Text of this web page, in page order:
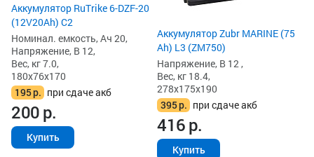
Аккумулятор RuTrike 6-DZF-20
(12V20Ah) C2
Номинал. емкость, Ач 20,
Напряжение, В 12,
Вес, кг 7.0,
180x76x170
195р. при сдаче акб
200р.
Купить
Аккумулятор Zubr MARINE (75
Ah) L3 (ZM750)
Напряжение, В 12 ,
Вес, кг 18.4,
278x175x190
395р. при сдаче акб
416р.
Купить